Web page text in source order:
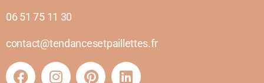
06 51 75 11 30
contact@tendancesetpaillettes.fr